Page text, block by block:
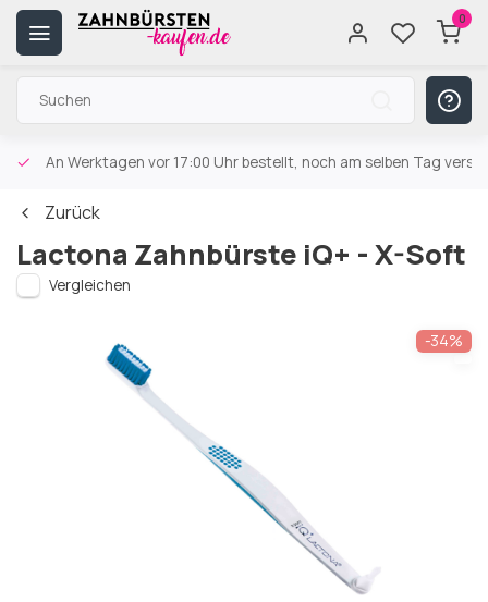
0
An Werktagen vor 17:00 Uhr bestellt, noch am selben Tag
Zurück
Lactona Zahnbürste iQ+ - X-Soft
Vergleichen
-34%